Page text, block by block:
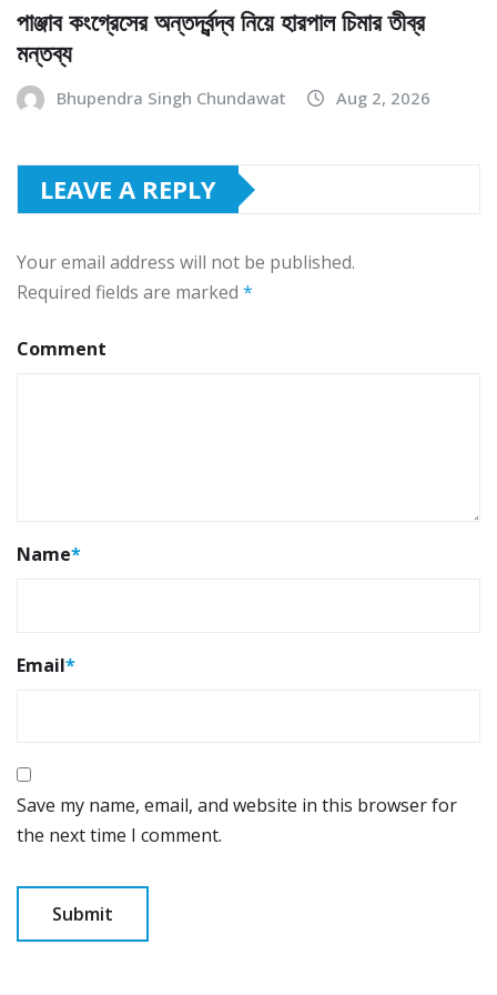
পাঞ্জাব কংগ্রেসের অন্তর্দ্বন্দ্ব নিয়ে হারপাল চিমার তীব্র
মন্তব্য
Bhupendra Singh Chundawat Aug 2, 2026
LEAVE A REPLY
Your email address will not be published.
Required fields are marked *
Comment
Name*
Email*
Save my name, email, and website in this browser for
the next time I comment.